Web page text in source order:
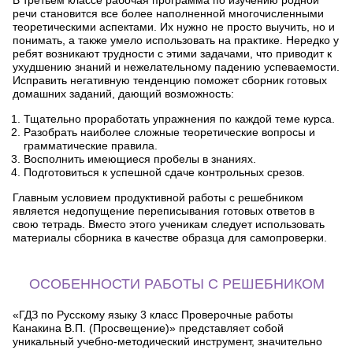
речи становится все более наполненной многочисленными
теоретическими аспектами. Их нужно не просто выучить, но и
понимать, а также умело использовать на практике. Нередко у
ребят возникают трудности с этими задачами, что приводит к
ухудшению знаний и нежелательному падению успеваемости.
Исправить негативную тенденцию поможет сборник готовых
домашних заданий, дающий возможность:
Тщательно проработать упражнения по каждой теме курса.
Разобрать наиболее сложные теоретические вопросы и
грамматические правила.
Восполнить имеющиеся пробелы в знаниях.
Подготовиться к успешной сдаче контрольных срезов.
Главным условием продуктивной работы с решебником
является недопущение переписывания готовых ответов в
свою тетрадь. Вместо этого ученикам следует использовать
материалы сборника в качестве образца для самопроверки.
ОСОБЕННОСТИ РАБОТЫ С РЕШЕБНИКОМ
«ГДЗ по Русскому языку 3 класс Проверочные работы
Канакина В.П. (Просвещение)» представляет собой
уникальный учебно-методический инструмент, значительно